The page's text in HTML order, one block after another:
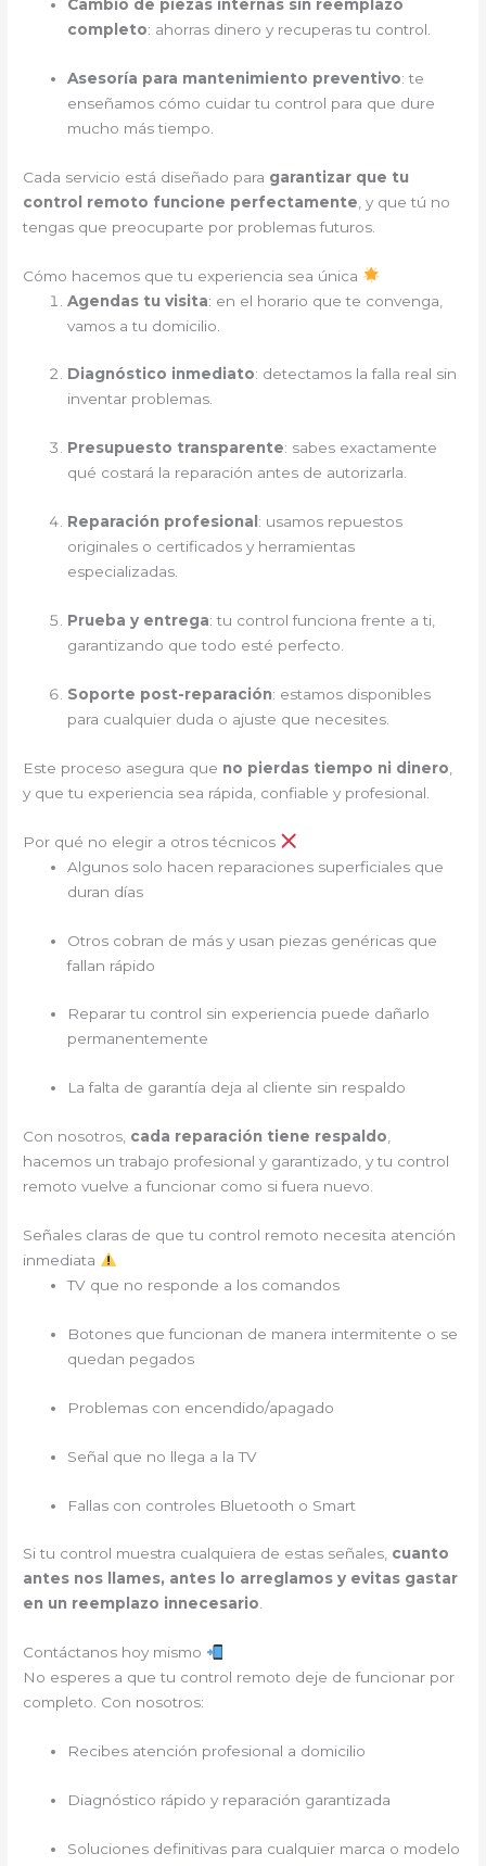
Cambio de piezas internas sin reemplazo
completo: ahorras dinero y recuperas tu control.
Asesoría para mantenimiento preventivo: te
enseñamos cómo cuidar tu control para que dure
mucho más tiempo.
Cada servicio está diseñado para garantizar que tu
control remoto funcione perfectamente , y que tú no
tengas que preocuparte por problemas futuros.
Cómo hacemos que tu experiencia sea única
Agendas tu visita: en el horario que te convenga,
vamos a tu domicilio.
Diagnóstico inmediato: detectamos la falla real sin
inventar problemas.
Presupuesto transparente: sabes exactamente
qué costará la reparación antes de autorizarla.
Reparación profesional : usamos repuestos
originales o certificados y herramientas
especializadas.
Prueba y entrega: tu control funciona frente a ti,
garantizando que todo esté perfecto.
Soporte post-reparación: estamos disponibles
para cualquier duda o ajuste que necesites.
Este proceso asegura que no pierdas tiempo ni dinero
y que tu experiencia sea rápida, confiable y profesional.
Por qué no elegir a otros técnicos
Algunos solo hacen reparaciones superficiales que
duran días
Otros cobran de más y usan piezas genéricas que
fallan rápido
Reparar tu control sin experiencia puede dañarlo
permanentemente
La falta de garantía deja al cliente sin respaldo
Con nosotros, cada reparación tiene respaldo
hacemos un trabajo profesional y garantizado, y tu control
remoto vuelve a funcionar como si fuera nuevo.
Señales claras de que tu control remoto necesita atención
inmediata
TV que no responde a los comandos
Botones que funcionan de manera intermitente o se
quedan pegados
Problemas con encendido/apagado
Señal que no llega a la TV
Fallas con controles Bluetooth o Smart
Si tu control muestra cualquiera de estas señales, cuanto
antes nos llames, antes lo arreglamos y evitas gastar
en un reemplazo innecesario.
Contáctanos hoy mismo
No esperes a que tu control remoto deje de funcionar por
completo. Con nosotros:
Recibes atención profesional a domicilio
Diagnóstico rápido y reparación garantizada
Soluciones definitivas para cualquier marca o modelo